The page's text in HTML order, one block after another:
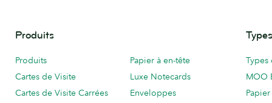
Produits
Produits
Cartes de Visite
Cartes de Visite Carrées
Papier à en-tête
Luxe Notecards
Enveloppes
MOO